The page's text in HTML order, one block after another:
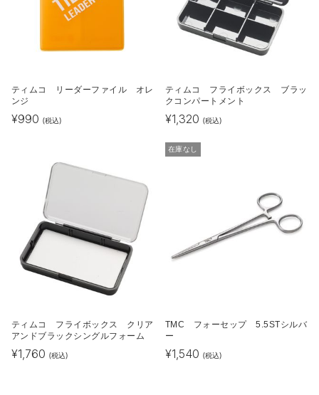
ティムコ リーダーファイル オレ
ンジ
¥990 (税込)
ティムコ フライボックス ブラッ
クコンパートメント
¥1,320 (税込)
ティムコ フライボックス クリア
アンドブラックシングルフォーム
¥1,760 (税込)
在庫なし
TMC フォーセップ 5.5STシルバ
ー
¥1,540 (税込)